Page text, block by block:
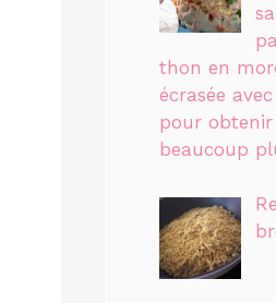
thon en
écrasée
pour
beaucoup